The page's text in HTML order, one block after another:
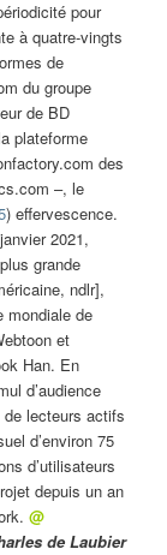
pour
à quatre-vingts
de
du groupe
de BD
plateforme
des
–, le
) effervescence.
2021,
grande
ndlr],
mondiale de
et
Han. En
d’audience
lecteurs actifs
d’environ 75
d’utilisateurs
depuis un an
@
de Laubier